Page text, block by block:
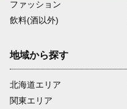
ファッション
飲料(酒以外)
地域から探す
北海道エリア
関東エリア